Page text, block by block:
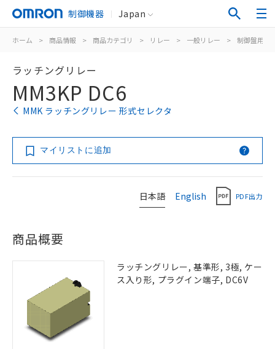
制御機器 Japan
ホーム > 商品情報 > 商品カテゴリ > リレー > 一般リレー > 制御盤用
ラッチングリレー
MM3KP DC6
MMK ラッチングリレー 形式セレクタ
マイリストに追加
日本語 English PDF出力
商品概要
ラッチングリレー, 基準形, 3極, ケー
ス入り形, プラグイン端子, DC6V